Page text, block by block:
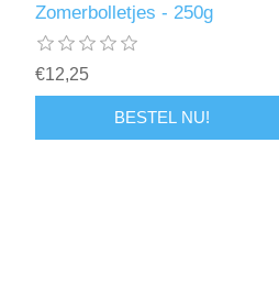
Zomerbolletjes - 250g
€12,25